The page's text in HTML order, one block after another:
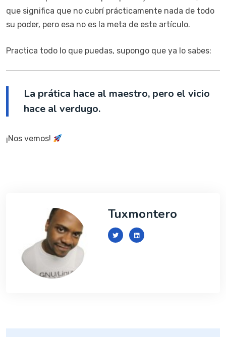
que significa que no cubrí prácticamente nada de todo
su poder, pero esa no es la meta de este artículo.
Practica todo lo que puedas, supongo que ya lo sabes:
La prática hace al maestro, pero el vicio
hace al verdugo.
¡Nos vemos!
Tuxmontero